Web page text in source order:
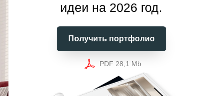
идеи на 2026 год.
Получить портфолио
PDF 28,1 Mb